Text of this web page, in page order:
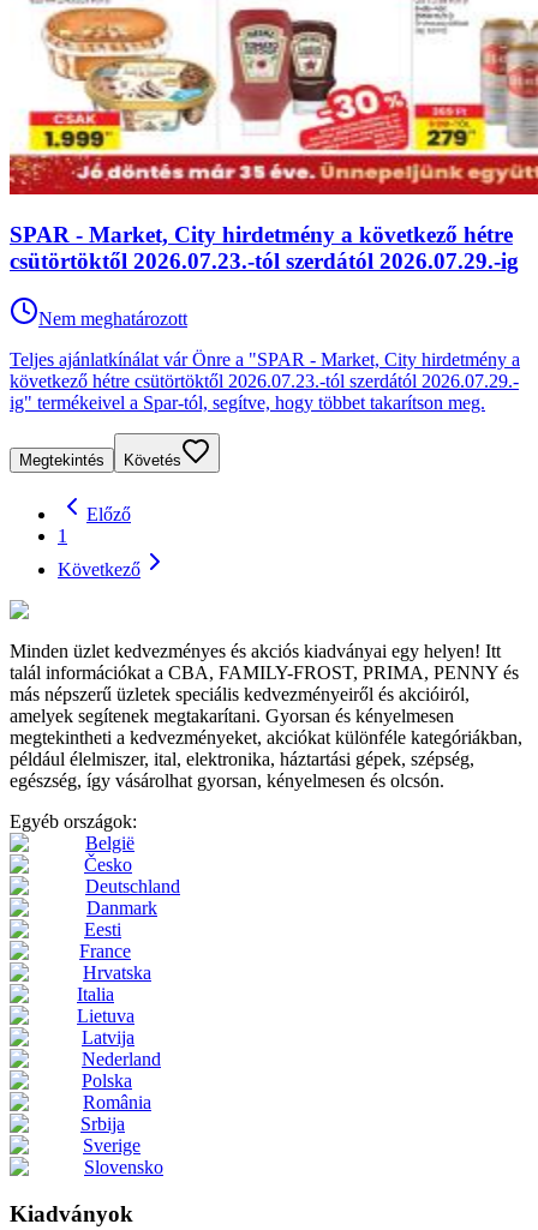
SPAR - Market, City hirdetmény a következő hétre
csütörtöktől 2026.07.23.-tól szerdától 2026.07.29.-ig
Nem meghatározott
Teljes ajánlatkínálat vár Önre a "SPAR - Market, City hirdetmény a
következő hétre csütörtöktől 2026.07.23.-tól szerdától 2026.07.29.-
ig" termékeivel a Spar-tól, segítve, hogy többet takarítson meg.
Megtekintés Követés
Előző
1
Következő
Minden üzlet kedvezményes és akciós kiadványai egy helyen! Itt
talál információkat a CBA, FAMILY-FROST, PRIMA, PENNY és
más népszerű üzletek speciális kedvezményeiről és akcióiról,
amelyek segítenek megtakarítani. Gyorsan és kényelmesen
megtekintheti a kedvezményeket, akciókat különféle kategóriákban,
például élelmiszer, ital, elektronika, háztartási gépek, szépség,
egészség, így vásárolhat gyorsan, kényelmesen és olcsón.
Egyéb országok:
België
Česko
Deutschland
Danmark
Eesti
France
Hrvatska
Italia
Lietuva
Latvija
Nederland
Polska
România
Srbija
Sverige
Slovensko
Kiadványok